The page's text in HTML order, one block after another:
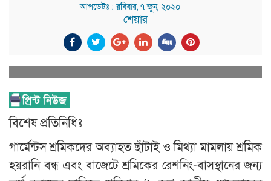
আপডেটঃ : রবিবার, ৭ জুন, ২০২০
শেয়ার
বিশেষ প্রতিনিধিঃ
গার্মেন্টস শ্রমিকদের অব্যাহত ছাঁটাই ও মিথ্যা মামলায় শ্রমিক
হয়রানি বন্ধ এবং বাজেটে শ্রমিকের রেশনিং-বাসস্থানের জন্য